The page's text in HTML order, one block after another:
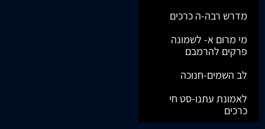
מדרש רבה-ה כרכים
מי מרום א- לשמונה
פרקים להרמבם
לב השמים-חנוכה
לאמונת עתנו-סט חי
כרכים